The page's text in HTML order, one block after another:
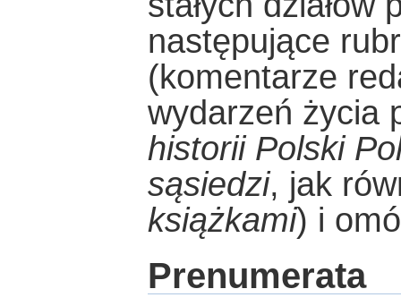
następujące
(komentarze
wydarzeń życia
historii Polski
sąsiedzi, jak
książkami) i
Prenumerata